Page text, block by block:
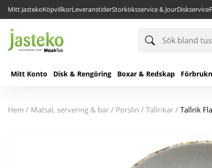
Mitt JastekoKöpvillkorLeveranstiderStorköksservice & JourDiskservice
Sök
bland
produkter
Mitt Konto Disk & Rengöring Boxar & Redskap
hem / matsal, servering & bar / porslin / tallrikar / Tallrik